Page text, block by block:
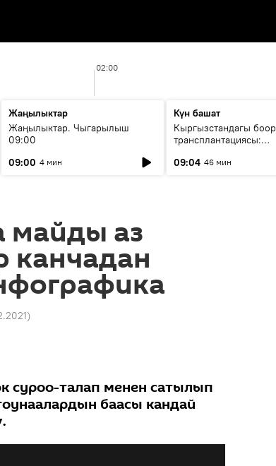
02:00
Жаңылыктар
Жаңылыктар. Чыгарылыш
09:00
09:00 4 мин
Күн башат
Кыргызстандагы боор
трансплантациясы:
келечеги
09:04 46 мин
майды аз
канчадан
)
суроо-талап менен сатылып
баасы кандай